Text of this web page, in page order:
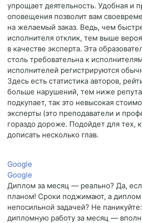
упрощает деятельность. Удобная и
оповещения позволит вам
на желаемый заказ. Ведь, чем
исполнителя отклик, тем выше
в качестве эксперта. Эта
столь требовательна к
исполнителей регистрируются
Здесь есть статистика авторов,
больше нарушений, тем ниже
подкупает, так это невысокая
эксперты (это преподаватели и
гораздо дороже. Подойдет для тех,
дописать несколько глав.
Google
Google
Диплом за месяц — реально? Да,
планом! Сроки поджимают, а диплом
непосильной задачей? Не
дипломную работу за месяц —